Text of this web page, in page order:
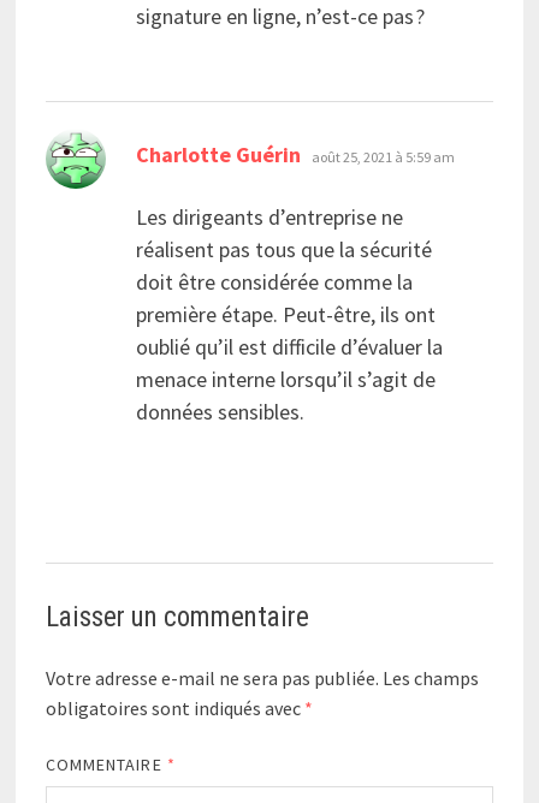
signature en ligne, n’est-ce pas ?
Charlotte Guérin dit :
août 25, 2021 à 5:59 am
Les dirigeants d’entreprise ne
réalisent pas tous que la sécurité
doit être considérée comme la
première étape. Peut-être, ils ont
oublié qu’il est difficile d’évaluer la
menace interne lorsqu’il s’agit de
données sensibles.
Laisser un commentaire
Votre adresse e-mail ne sera pas publiée. Les champs
obligatoires sont indiqués avec *
COMMENTAIRE *